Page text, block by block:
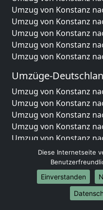
Umzug von Konstanz
Umzug von Konstanz
Umzug von Konstanz
Umzug von Konstanz
Umzug von Konstanz
Umzüge-
Umzug von Konstanz
Umzug von Konstanz
Umzug von Konstanz
Umzug von Konstanz
Umzug von Konstanz
Umzug von Konstanz
Umzug von Konstanz
Umzug von Konstanz
Umzug von Konstanz
Umzug von Konstanz
Diese Internetseite
Einverstanden